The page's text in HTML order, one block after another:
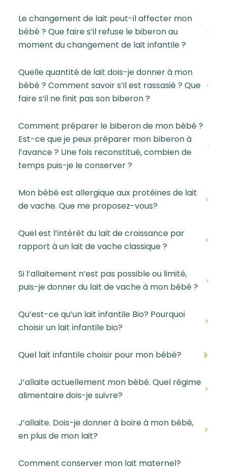
Le changement de lait peut-il affecter mon
bébé ? Que faire s’il refuse le biberon au
moment du changement de lait infantile ?
Quelle quantité de lait dois-je donner à mon
bébé ? Comment savoir s’il est rassasié ? Que
faire s’il ne finit pas son biberon ?
Comment préparer le biberon de mon bébé ?
Est-ce que je peux préparer mon biberon à
l’avance ? Une fois reconstitué, combien de
temps puis-je le conserver ?
Mon bébé est allergique aux protéines de lait
de vache. Que me proposez-vous?
Quel est l’intérêt du lait de croissance par
rapport à un lait de vache classique ?
Si l’allaitement n’est pas possible ou limité,
puis-je donner du lait de vache à mon bébé ?
Qu’est-ce qu’un lait infantile Bio? Pourquoi
choisir un lait infantile bio?
Quel lait infantile choisir pour mon bébé?
J’allaite actuellement mon bébé. Quel régime
alimentaire dois-je suivre?
J’allaite. Dois-je donner à boire à mon bébé,
en plus de mon lait?
Comment conserver mon lait maternel?